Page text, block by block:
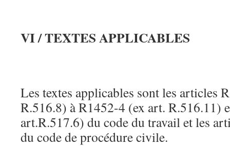
VI / TEXTES APPLICABLES
Les textes applicables sont les articles
R.516.8) à R1452-4 (ex art. R.516.11)
art.R.517.6) du code du travail et les
du code de procédure civile.